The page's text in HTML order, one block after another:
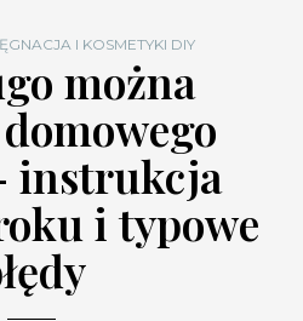
I KOSMETYKI DIY
można
instrukcja
i typowe